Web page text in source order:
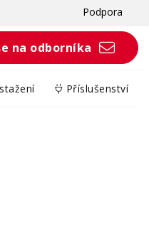
Podpora
na odborníka
Příslušenství